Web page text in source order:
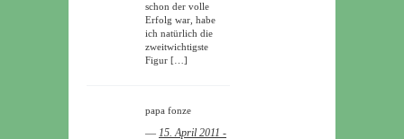
schon der volle
Erfolg war, habe
ich natürlich die
zweitwichtigste
Figur […]
papa fonze
― 15. April 2011 -